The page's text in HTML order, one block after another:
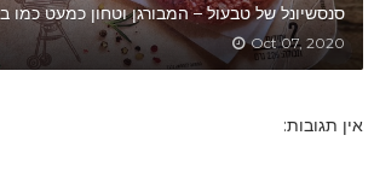
סנסשיונל של טבעול – המבורגן וטחון כמעט כמו
Oct 07, 2020
אין תגובות: